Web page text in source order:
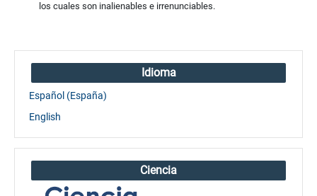
los cuales son inalienables e irrenunciables.
Idioma
Español (España)
English
Ciencia